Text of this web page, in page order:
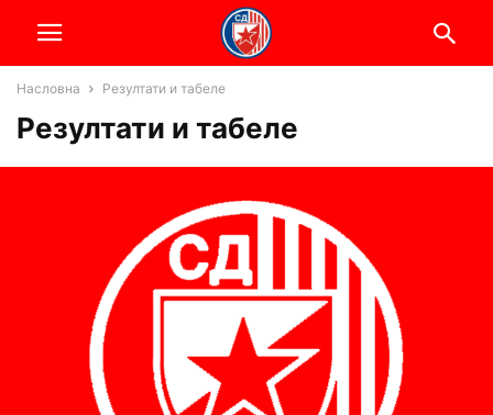
Насловна Резултати и табеле
Резултати и табеле